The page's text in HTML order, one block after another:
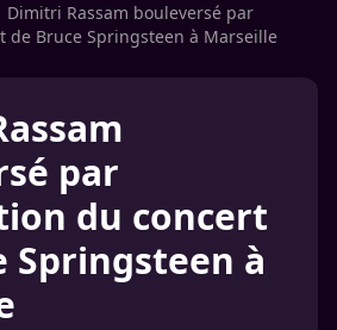
Dimitri Rassam bouleversé par
de Bruce Springsteen à Marseille
par
du concert
Springsteen à